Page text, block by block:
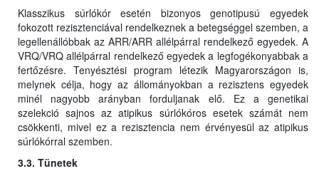
Klasszikus súrlókór esetén bizonyos genotipusú egyedek
fokozott rezisztenciával rendelkeznek a betegséggel szemben, a
legellenállóbbak az ARR/ARR allélpárral rendelkező egyedek. A
VRQ/VRQ allélpárral rendelkező egyedek a legfogékonyabbak a
fertőzésre. Tenyésztési program létezik Magyarországon is,
melynek célja, hogy az állományokban a rezisztens egyedek
minél nagyobb arányban forduljanak elő. Ez a genetikai
szelekció sajnos az atipikus súrlókóros esetek számát nem
csökkenti, mivel ez a rezisztencia nem érvényesül az atipikus
súrlókórral szemben.
3.3. Tünetek